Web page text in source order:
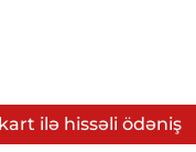
ilə hissəli ödəniş